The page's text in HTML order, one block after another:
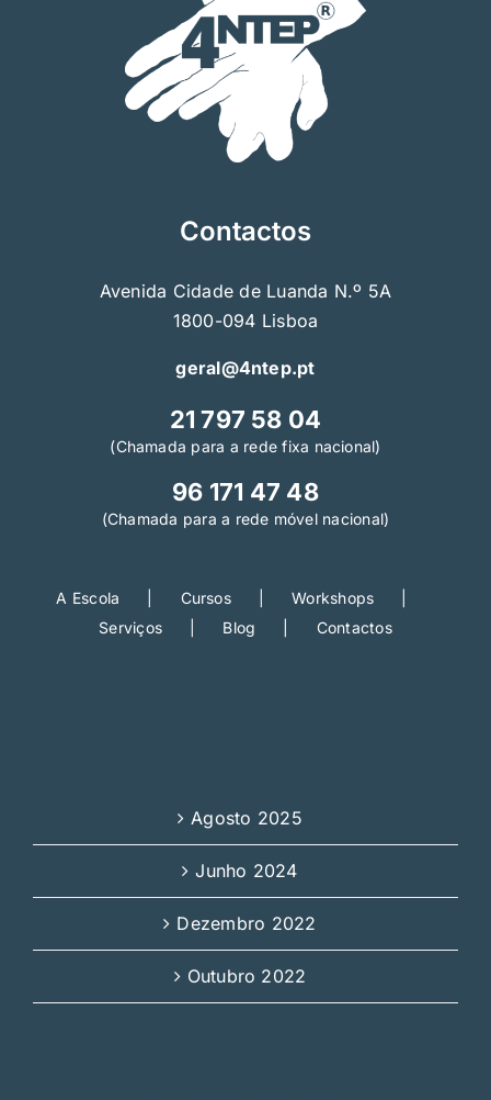
Contactos
Avenida Cidade de Luanda N.º 5A
1800-094 Lisboa
geral@4ntep.pt
21 797 58 04
(Chamada para a rede fixa nacional)
96 171 47 48
(Chamada para a rede móvel nacional)
A Escola Cursos
Workshops
Serviços
Blog Contactos
Agosto 2025
Junho 2024
Dezembro 2022
Outubro 2022